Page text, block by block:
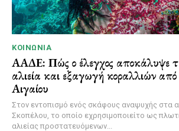
ΚΟΙΝΩΝΊΑ
ΑΑΔΕ: Πώς ο έλεγχος αποκάλυψε
αλιεία και εξαγωγή κοραλλιών
Αιγαίου
Στον εντοπισμό ενός σκάφους αναψυχής στα
Σκοπέλου, το οποίο εχρησιμοποιείτο ως
αλιείας προστατευόμενων...